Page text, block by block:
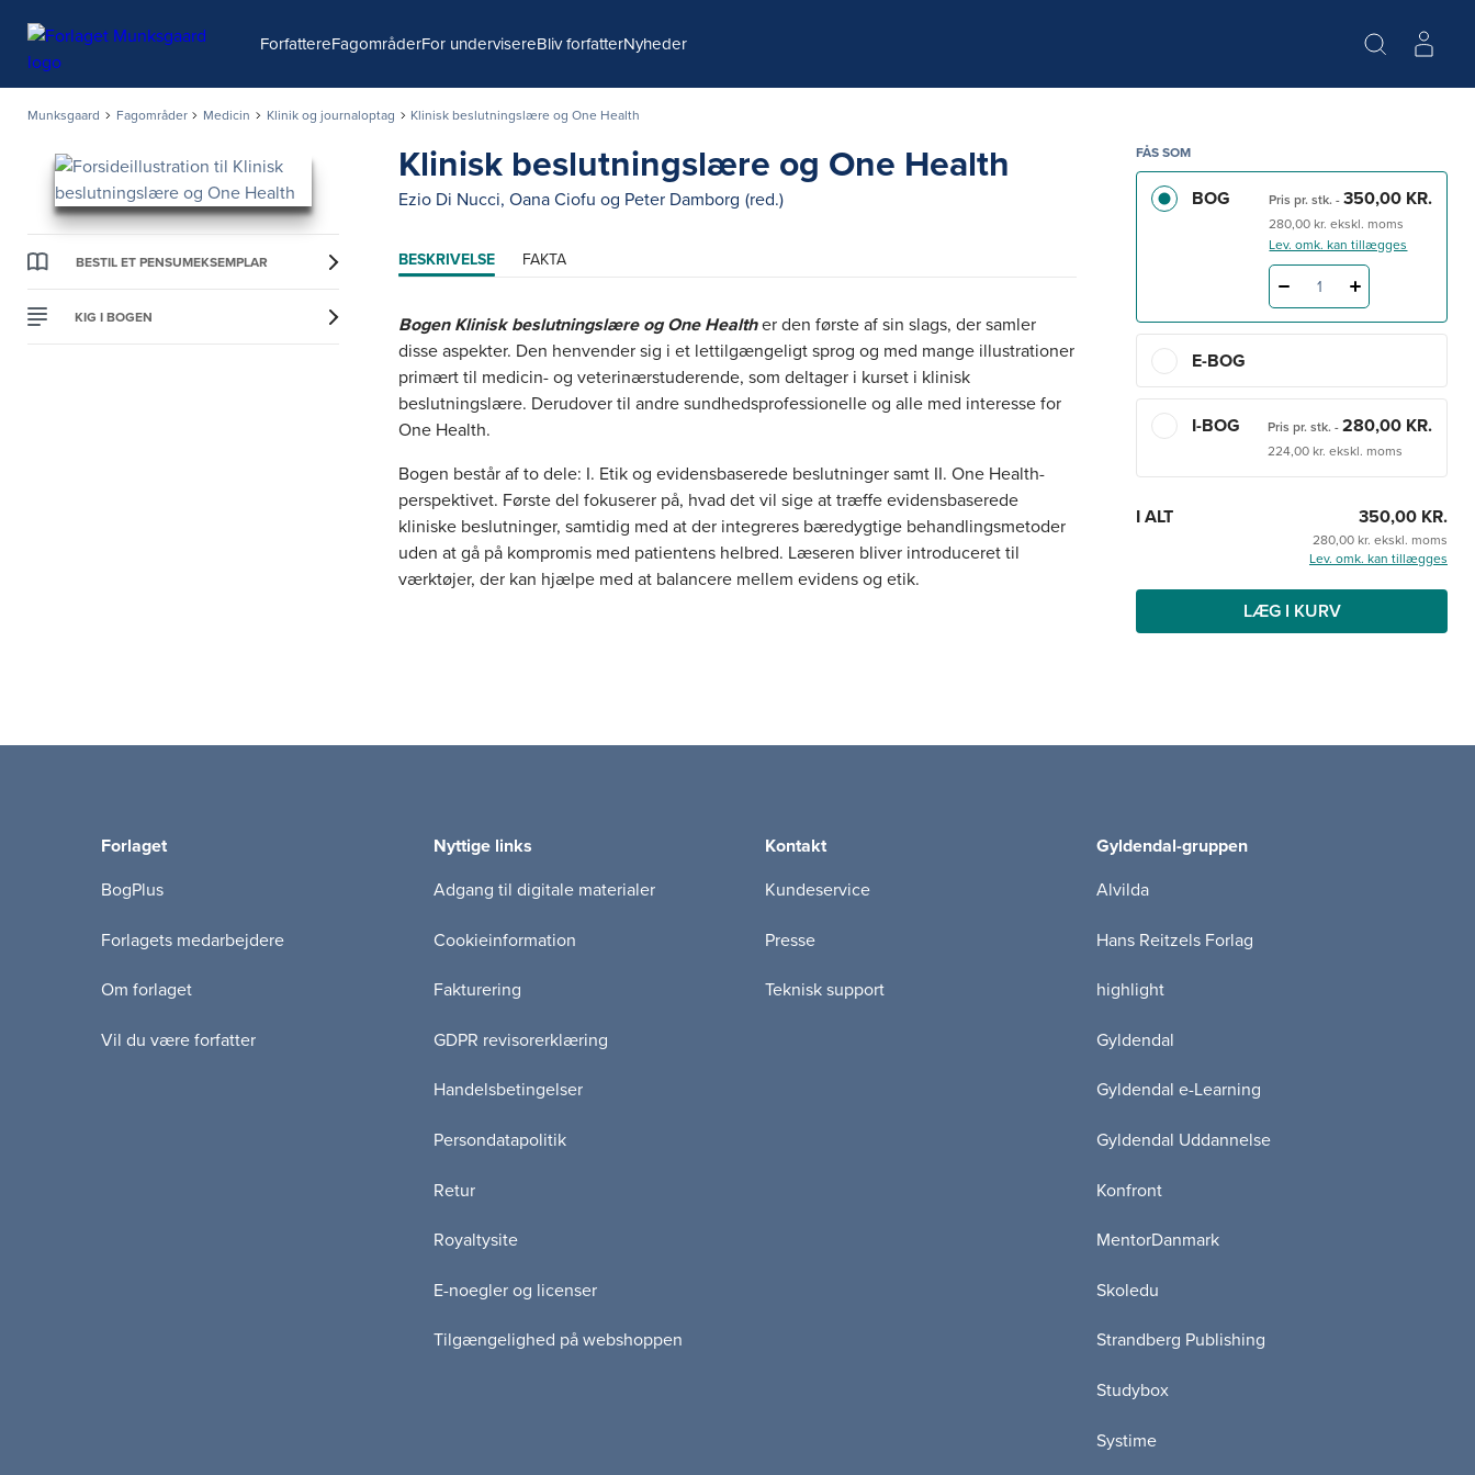
ForfattereFagområderFor undervisereBliv forfatterNyheder
Munksgaard Fagområder Medicin Klinik og journaloptag Klinisk beslutningslære og One Health
BESTIL ET PENSUMEKSEMPLAR
KIG I BOGEN
Klinisk beslutningslære og One Health
Ezio Di Nucci,Oana Ciofu og Peter Damborg (red.)
BESKRIVELSE FAKTA
Bogen Klinisk beslutningslære og One Healther den første af sin slags, der samler
disse aspekter. Den henvender sig i et lettilgængeligt sprog og med mange illustrationer
primært til medicin- og veterinærstuderende, som deltager i kurset i klinisk
beslutningslære. Derudover til andre sundhedsprofessionelle og alle med interesse for
One Health.
Bogen består af to dele: I. Etik og evidensbaserede beslutninger samt II. One Health-
perspektivet. Første del fokuserer på, hvad det vil sige at træffe evidensbaserede
kliniske beslutninger, samtidig med at der integreres bæredygtige behandlingsmetoder
uden at gå på kompromis med patientens helbred. Læseren bliver introduceret til
værktøjer, der kan hjælpe med at balancere mellem evidens og etik.
Målet med bogen er at give studerende og sundhedsprofessionelle en
FÅS SOM
BOG Pris pr. stk. -350,00 KR.
280,00 kr. ekskl. moms
Lev. omk. kan tillægges
1
E-BOG
I-BOG Pris pr. stk. -280,00 KR.
224,00 kr. ekskl. moms
I ALT 350,00 KR.
280,00 kr. ekskl. moms
Lev. omk. kan tillægges
LÆG I KURV
Forlaget
BogPlus
Forlagets medarbejdere
Om forlaget
Vil du være forfatter
Nyttige links
Adgang til digitale materialer
Cookieinformation
Fakturering
GDPR revisorerklæring
Handelsbetingelser
Persondatapolitik
Retur
Royaltysite
E-noegler og licenser
Tilgængelighed på webshoppen
Kontakt
Kundeservice
Presse
Teknisk support
Gyldendal-gruppen
Alvilda
Hans Reitzels Forlag
highlight
Gyldendal
Gyldendal e-Learning
Gyldendal Uddannelse
Konfront
MentorDanmark
Skoledu
Strandberg Publishing
Studybox
Systime